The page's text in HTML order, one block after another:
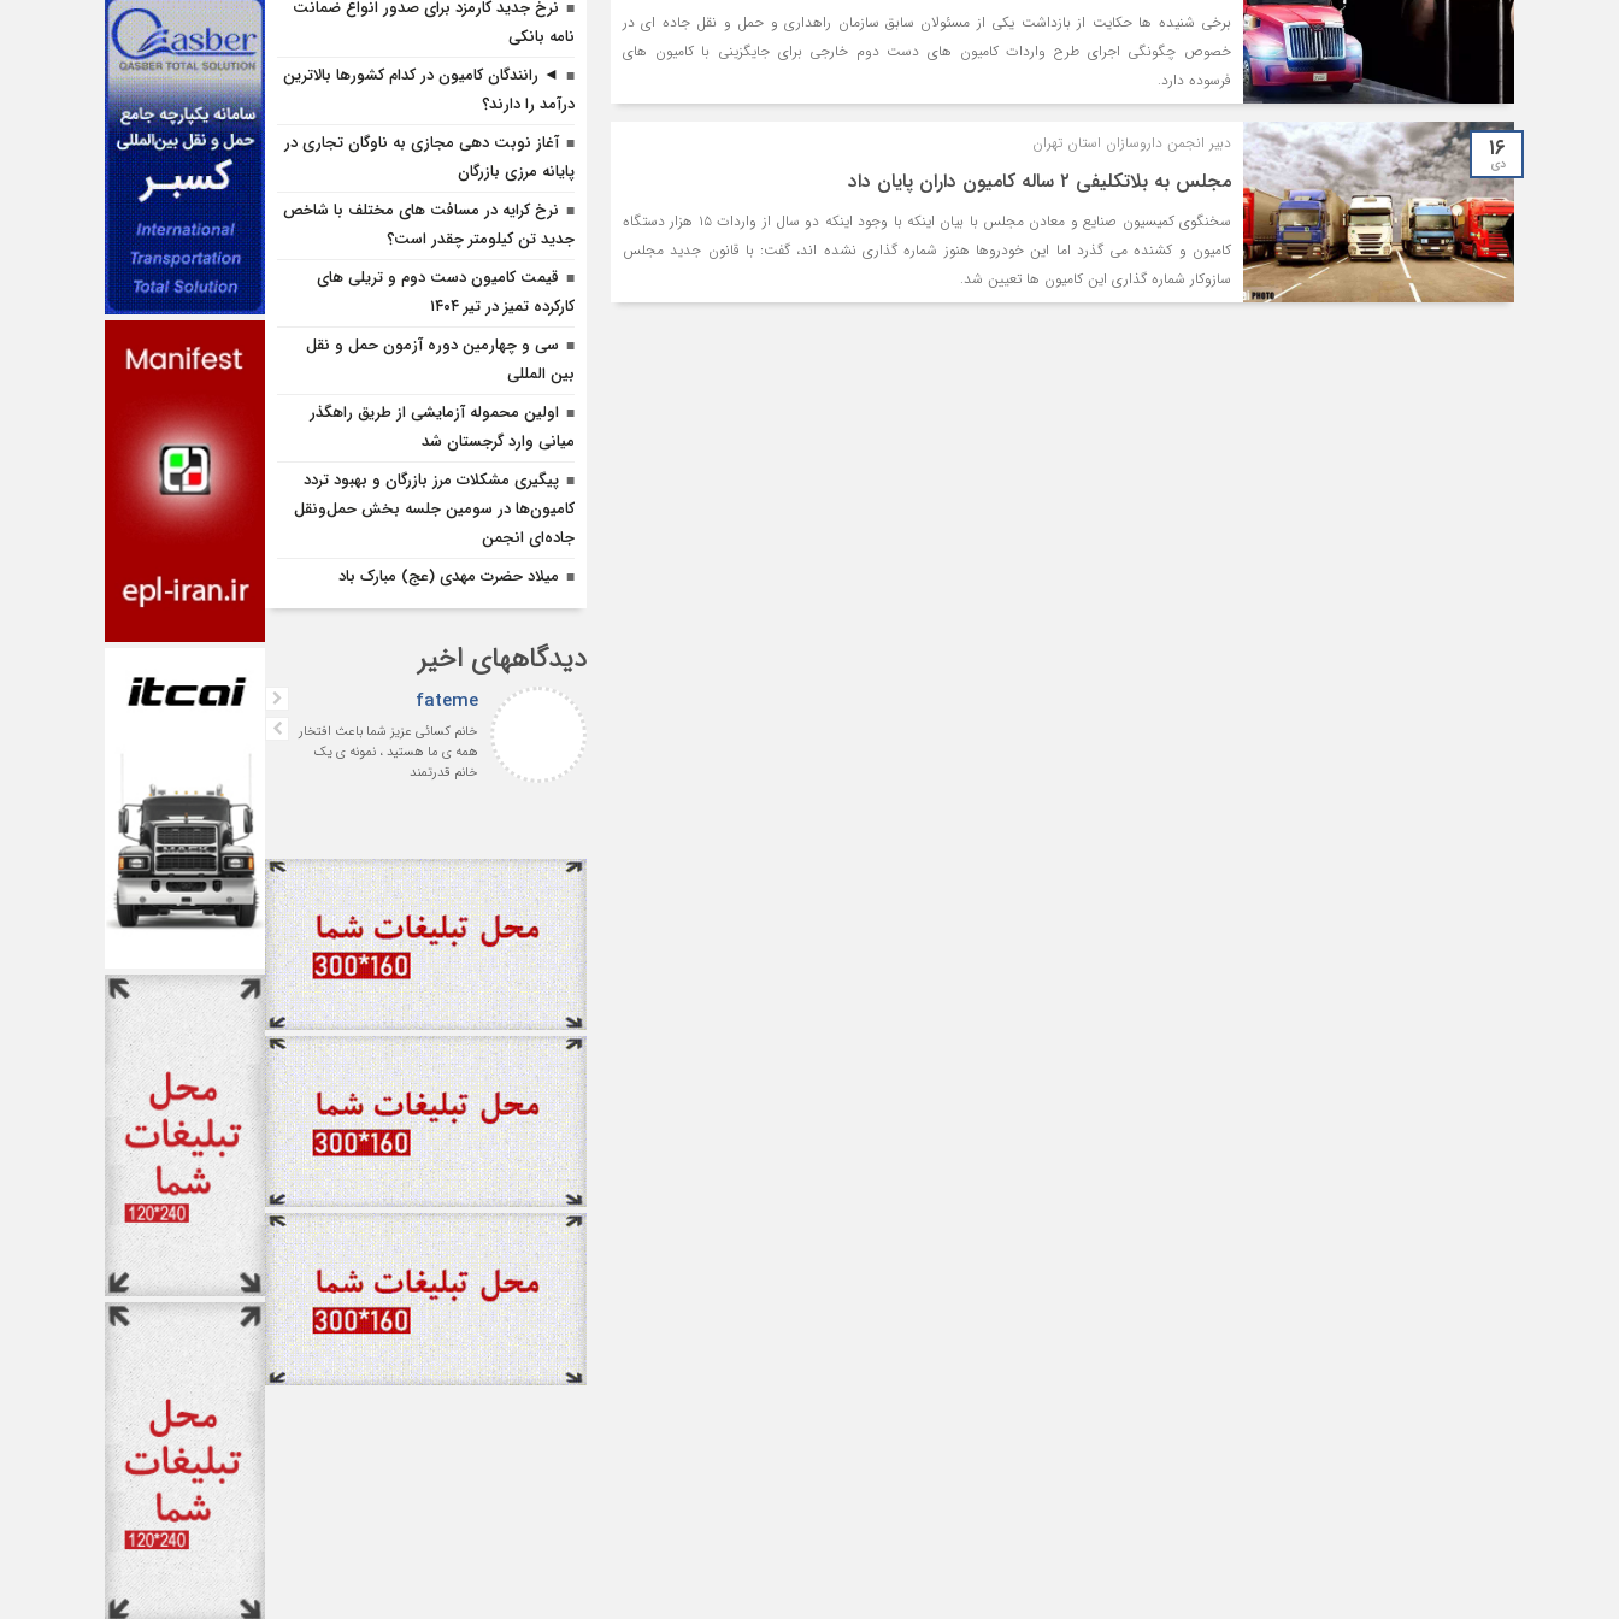
برخی شنیده ها حکایت از بازداشت یکی از مسئولان سابق سازمان راهداری و حمل و نقل جاده ای در
خصوص چگونگی اجرای طرح واردات کامیون های دست دوم خارجی برای جایگزینی با کامیون های
فرسوده دارد.
۱۶
دی
دبیر انجمن داروسازان استان تهران
مجلس به بلاتکلیفی ۲ ساله کامیون‌ داران پایان داد
سخنگوی کمیسیون صنایع و معادن مجلس با بیان اینکه با وجود اینکه دو سال از واردات ۱۵ هزار دستگاه
کامیون و کشنده می گذرد اما این خودروها هنوز شماره گذاری نشده اند، گفت: با قانون جدید مجلس
سازوکار شماره گذاری این کامیون ها تعیین شد.
نرخ جدید کارمزد برای صدور انواع ضمانت
نامه بانکی
◄ رانندگان کامیون در کدام کشورها بالاترین
درآمد را دارند؟
آغاز نوبت دهی مجازی به ناوگان تجاری در
پایانه مرزی بازرگان
نرخ کرایه در مسافت‌ های مختلف با شاخص
جدید تن کیلومتر چقدر است؟
قیمت کامیون دست دوم و تریلی‌ های
کارکرده تمیز در تیر ۱۴۰۴
سی و چهارمین دوره آزمون حمل و نقل
بین المللی
اولین محموله آزمایشی از طریق راهگذر
میانی وارد گرجستان شد
پیگیری مشکلات مرز بازرگان و بهبود تردد
کامیون‌ها در سومین جلسه بخش حمل‌ونقل
جاده‌ای انجمن
میلاد حضرت مهدی (عج) مبارک باد
دیدگاههای اخیر
افشین بهرامی
شرکت‌های حمل‌ونقل
ایران
fateme
خانم کسائی عزیز شما باعث افتخار
همه ی ما هستید ، نمونه ی یک
خانم قدرتمند